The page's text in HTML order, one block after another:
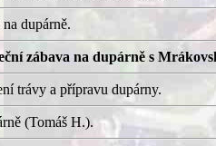
dupárně.
zábava na dupárně s
trávy a přípravu dupárny.
(Tomáš H.).